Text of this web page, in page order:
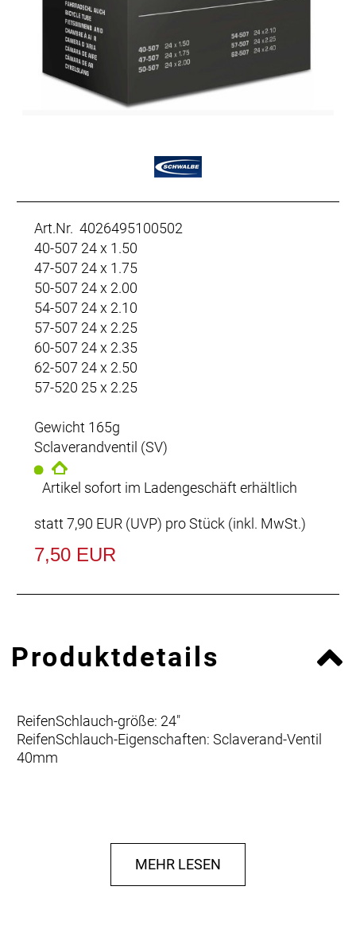
Art.Nr. 4026495100502
40-507 24 x 1.50
47-507 24 x 1.75
50-507 24 x 2.00
54-507 24 x 2.10
57-507 24 x 2.25
60-507 24 x 2.35
62-507 24 x 2.50
57-520 25 x 2.25
Gewicht 165g
Sclaverandventil (SV)
Artikel sofort im Ladengeschäft erhältlich
statt 7,90 EUR (UVP) pro Stück (inkl. MwSt.)
7,50 EUR
Produktdetails
ReifenSchlauch-größe: 24"
ReifenSchlauch-Eigenschaften: Sclaverand-Ventil
40mm
MEHR LESEN